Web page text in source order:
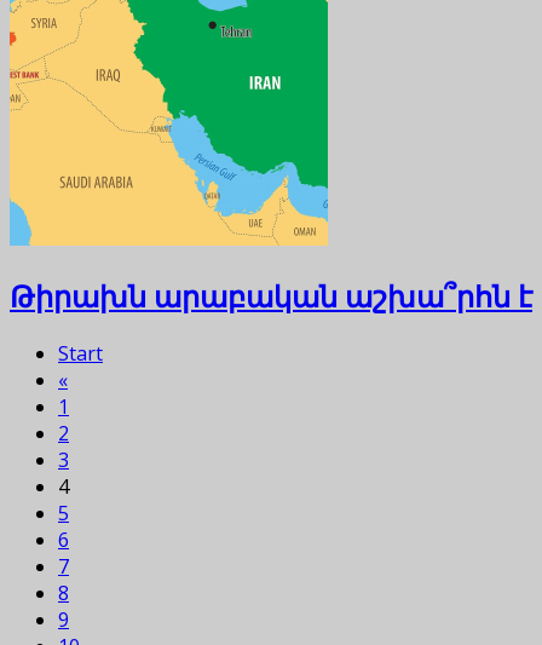
Թիրախն արաբական աշխա՞րհն է
Start
«
1
2
3
4
5
6
7
8
9